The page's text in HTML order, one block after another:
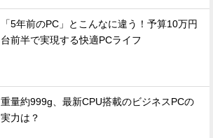
「5年前のPC」とこんなに違う！予算10万円
台前半で実現する快適PCライフ
重量約999g、最新CPU搭載のビジネスPCの
実力は？